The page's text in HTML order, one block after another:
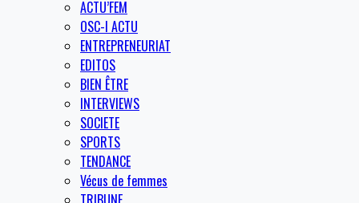
ACTU’FEM
OSC-I ACTU
ENTREPRENEURIAT
EDITOS
BIEN ÊTRE
INTERVIEWS
SOCIETE
SPORTS
TENDANCE
Vécus de femmes